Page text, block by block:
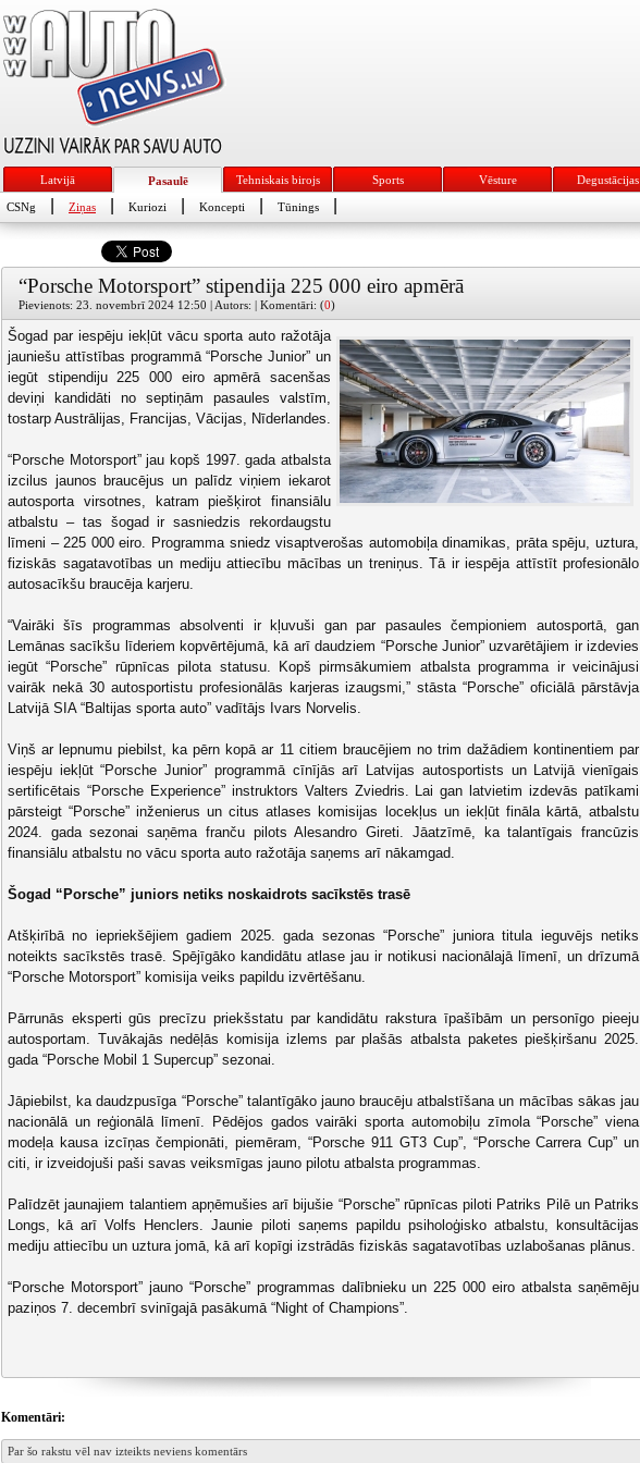
Latvijā Pasaulē Tehniskais birojs Sports Vēsture Degustācijas
CSNg Ziņas Kuriozi Koncepti Tūnings
“Porsche Motorsport” stipendija 225 000 eiro apmērā
Pievienots: 23. novembrī 2024 12:50 | Autors: | Komentāri: (0)
Šogad par iespēju iekļūt vācu sporta auto ražotāja
jauniešu attīstības programmā “Porsche Junior” un
iegūt stipendiju 225 000 eiro apmērā sacenšas
deviņi kandidāti no septiņām pasaules valstīm,
tostarp Austrālijas, Francijas, Vācijas, Nīderlandes.
“Porsche Motorsport” jau kopš 1997. gada atbalsta
izcilus jaunos braucējus un palīdz viņiem iekarot
autosporta virsotnes, katram piešķirot finansiālu
atbalstu – tas šogad ir sasniedzis rekordaugstu
līmeni – 225 000 eiro. Programma sniedz visaptverošas automobiļa dinamikas, prāta spēju, uztura,
fiziskās sagatavotības un mediju attiecību mācības un treniņus. Tā ir iespēja attīstīt profesionālo
autosacīkšu braucēja karjeru.
“Vairāki šīs programmas absolventi ir kļuvuši gan par pasaules čempioniem autosportā, gan
Lemānas sacīkšu līderiem kopvērtējumā, kā arī daudziem “Porsche Junior” uzvarētājiem ir izdevies
iegūt “Porsche” rūpnīcas pilota statusu. Kopš pirmsākumiem atbalsta programma ir veicinājusi
vairāk nekā 30 autosportistu profesionālās karjeras izaugsmi,” stāsta “Porsche” oficiālā pārstāvja
Latvijā SIA “Baltijas sporta auto” vadītājs Ivars Norvelis.
Viņš ar lepnumu piebilst, ka pērn kopā ar 11 citiem braucējiem no trim dažādiem kontinentiem par
iespēju iekļūt “Porsche Junior” programmā cīnījās arī Latvijas autosportists un Latvijā vienīgais
sertificētais “Porsche Experience” instruktors Valters Zviedris. Lai gan latvietim izdevās patīkami
pārsteigt “Porsche” inženierus un citus atlases komisijas locekļus un iekļūt fināla kārtā, atbalstu
2024. gada sezonai saņēma franču pilots Alesandro Gireti. Jāatzīmē, ka talantīgais francūzis
finansiālu atbalstu no vācu sporta auto ražotāja saņems arī nākamgad.
Šogad “Porsche” juniors netiks noskaidrots sacīkstēs trasē
Atšķirībā no iepriekšējiem gadiem 2025. gada sezonas “Porsche” juniora titula ieguvējs netiks
noteikts sacīkstēs trasē. Spējīgāko kandidātu atlase jau ir notikusi nacionālajā līmenī, un drīzumā
“Porsche Motorsport” komisija veiks papildu izvērtēšanu.
Pārrunās eksperti gūs precīzu priekšstatu par kandidātu rakstura īpašībām un personīgo pieeju
autosportam. Tuvākajās nedēļās komisija izlems par plašās atbalsta paketes piešķiršanu 2025.
gada “Porsche Mobil 1 Supercup” sezonai.
Jāpiebilst, ka daudzpusīga “Porsche” talantīgāko jauno braucēju atbalstīšana un mācības sākas jau
nacionālā un reģionālā līmenī. Pēdējos gados vairāki sporta automobiļu zīmola “Porsche” viena
modeļa kausa izcīņas čempionāti, piemēram, “Porsche 911 GT3 Cup”, “Porsche Carrera Cup” un
citi, ir izveidojuši paši savas veiksmīgas jauno pilotu atbalsta programmas.
Palīdzēt jaunajiem talantiem apņēmušies arī bijušie “Porsche” rūpnīcas piloti Patriks Pilē un Patriks
Longs, kā arī Volfs Henclers. Jaunie piloti saņems papildu psiholoģisko atbalstu, konsultācijas
mediju attiecību un uztura jomā, kā arī kopīgi izstrādās fiziskās sagatavotības uzlabošanas plānus.
“Porsche Motorsport” jauno “Porsche” programmas dalībnieku un 225 000 eiro atbalsta saņēmēju
paziņos 7. decembrī svinīgajā pasākumā “Night of Champions”.
Komentāri:
Par šo rakstu vēl nav izteikts neviens komentārs